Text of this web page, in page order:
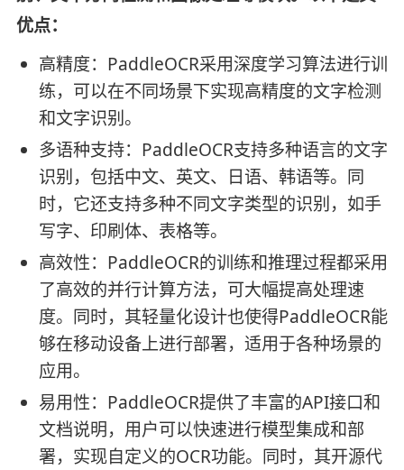
优点：
高精度：PaddleOCR采用深度学习算法进行训
练，可以在不同场景下实现高精度的文字检测
和文字识别。
多语种支持：PaddleOCR支持多种语言的文字
识别，包括中文、英文、日语、韩语等。同
时，它还支持多种不同文字类型的识别，如手
写字、印刷体、表格等。
高效性：PaddleOCR的训练和推理过程都采用
了高效的并行计算方法，可大幅提高处理速
度。同时，其轻量化设计也使得PaddleOCR能
够在移动设备上进行部署，适用于各种场景的
应用。
易用性：PaddleOCR提供了丰富的API接口和
文档说明，用户可以快速进行模型集成和部
署，实现自定义的OCR功能。同时，其开源代